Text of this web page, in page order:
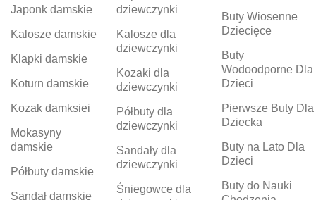
Japonk damskie
Kalosze damskie
Klapki damskie
Koturn damskie
Kozak damksiei
Mokasyny
damskie
Półbuty damskie
Sandał damskie
dziewczynki
Kalosze dla
dziewczynki
Kozaki dla
dziewczynki
Półbuty dla
dziewczynki
Sandały dla
dziewczynki
Śniegowce dla
Buty Wiosenne
Dziecięce
Buty
Wodoodporne Dla
Dzieci
Pierwsze Buty Dla
Dziecka
Buty na Lato Dla
Dzieci
Buty do Nauki